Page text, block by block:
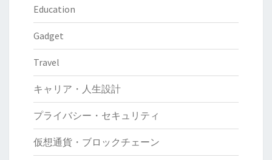
Education
Gadget
Travel
キャリア・人生設計
プライバシー・セキュリティ
仮想通貨・ブロックチェーン